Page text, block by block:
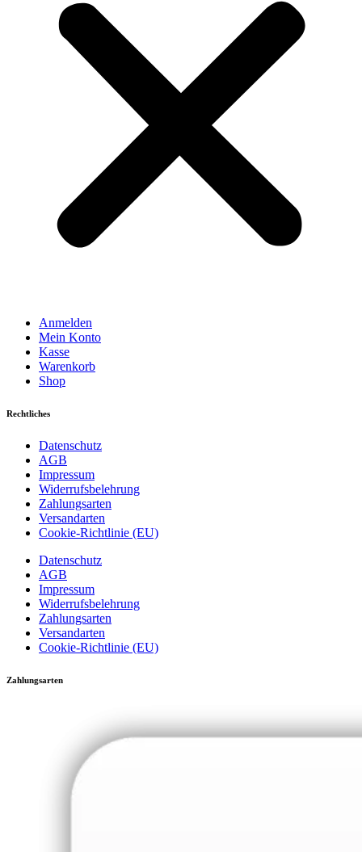
Anmelden
Mein Konto
Kasse
Warenkorb
Shop
Rechtliches
Datenschutz
AGB
Impressum
Widerrufsbelehrung
Zahlungsarten
Versandarten
Cookie-Richtlinie (EU)
Datenschutz
AGB
Impressum
Widerrufsbelehrung
Zahlungsarten
Versandarten
Cookie-Richtlinie (EU)
Zahlungsarten